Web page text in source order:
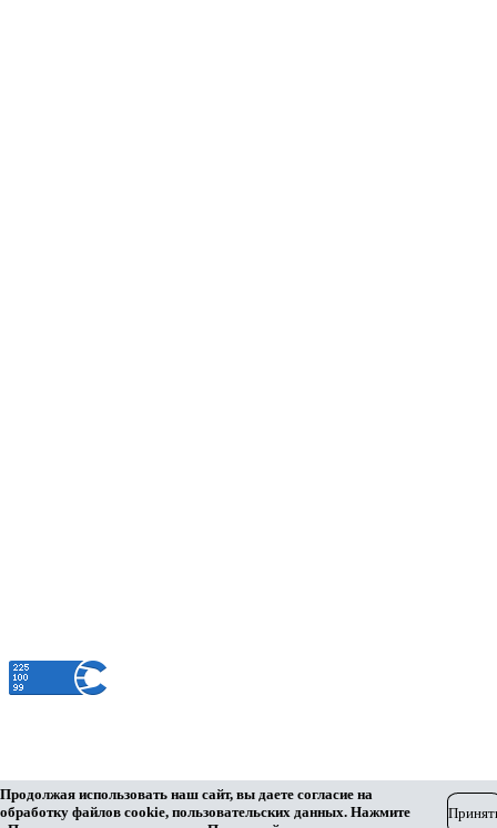
Продолжая использовать наш сайт, вы даете согласие на
обработку файлов cookie, пользовательских данных. Нажмите